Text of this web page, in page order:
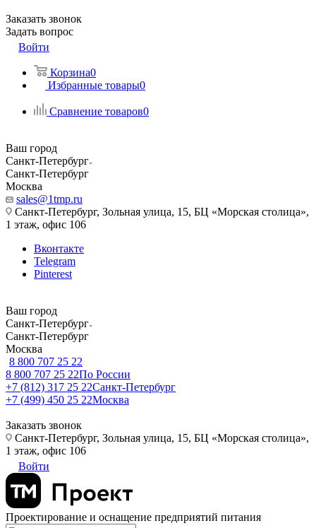
Заказать звонок
Задать вопрос
Войти
Корзина0
Избранные товары0
Сравнение товаров0
Ваш город
Санкт-Петербург
Санкт-Петербург
Москва
sales@1tmp.ru
Санкт-Петербург, Зольная улица, 15, БЦ «Морская столица»,
1 этаж, офис 106
Вконтакте
Telegram
Pinterest
Ваш город
Санкт-Петербург
Санкт-Петербург
Москва
8 800 707 25 22
8 800 707 25 22По России
+7 (812) 317 25 22Санкт-Петербург
+7 (499) 450 25 22Москва
Заказать звонок
Санкт-Петербург, Зольная улица, 15, БЦ «Морская столица»,
1 этаж, офис 106
Войти
Проектирование и оснащение предприятий питания